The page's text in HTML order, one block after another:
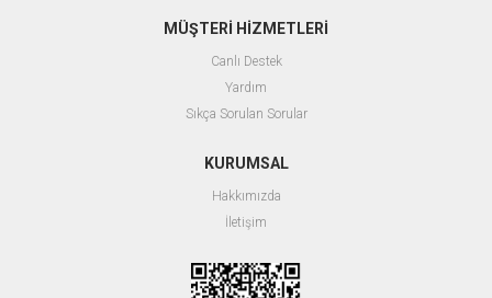
MÜŞTERİ HİZMETLERİ
Canlı Destek
Yardım
Sıkça Sorulan Sorular
KURUMSAL
Hakkımızda
İletişim